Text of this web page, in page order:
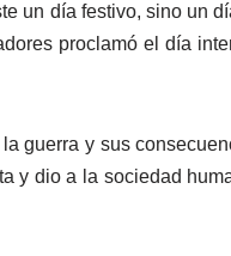
un día festivo, sino un
proclamó el día
guerra y sus
y dio a la sociedad